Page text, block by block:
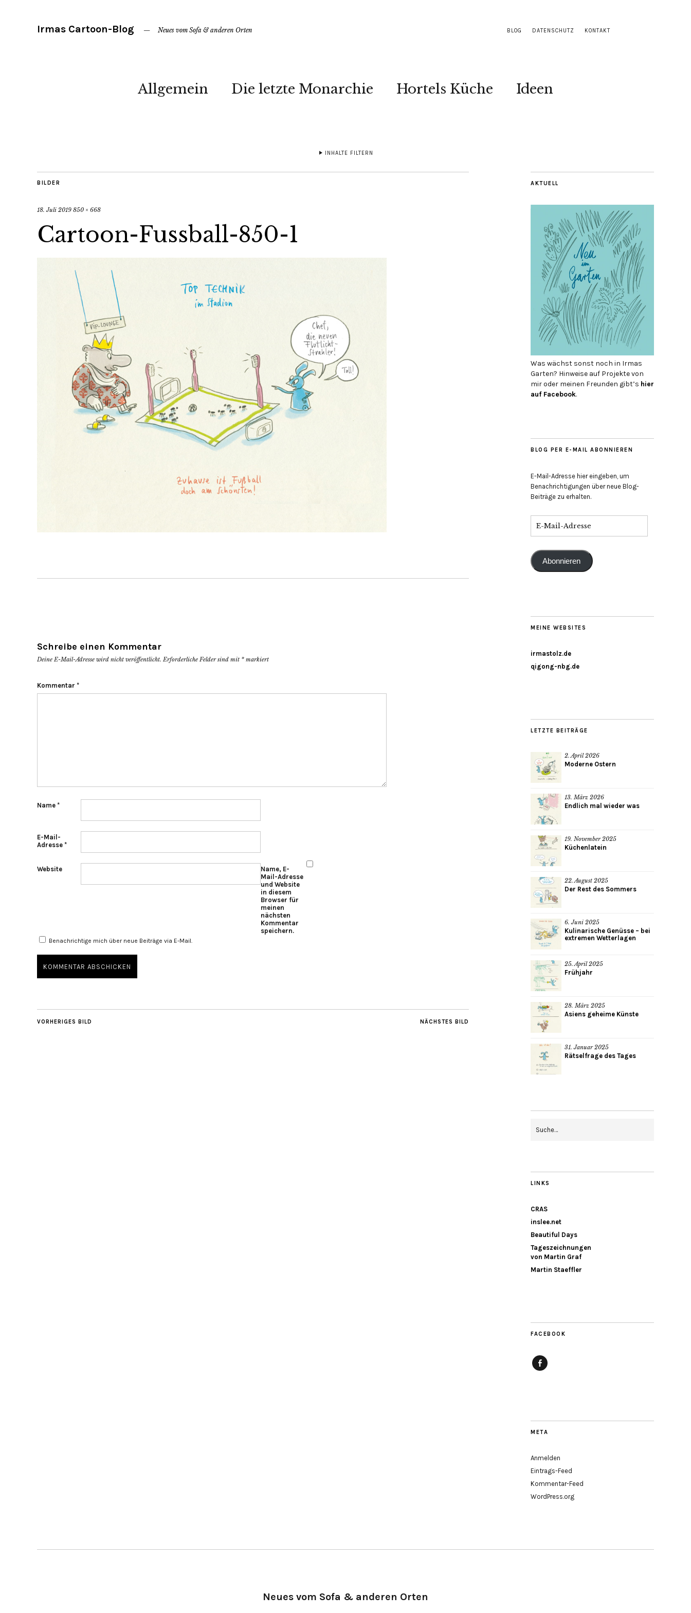
BLOG DATENSCHUTZ KONTAKT
Irmas Cartoon-Blog Neues vom Sofa & anderen Orten
Allgemein Die letzte Monarchie Hortels Küche Ideen
INHALTE FILTERN
BILDER
18. Juli 2019 850 × 668
Cartoon-Fussball-850-1
Schreibe einen Kommentar
Deine E-Mail-Adresse wird nicht veröffentlicht. Erforderliche Felder sind mit * markiert
Kommentar *
Name *
E-Mail-
Adresse *
Website
Name, E-
Mail-Adresse
und Website
in diesem
Browser für
meinen
nächsten
Kommentar
speichern.
Benachrichtige mich über neue Beiträge via E-Mail.
NÄCHSTES BILD
VORHERIGES BILD
AKTUELL
Was wächst sonst noch in Irmas
Garten? Hinweise auf Projekte von
mir oder meinen Freunden gibt’s hier
auf Face­book.
BLOG PER E-MAIL ABONNIEREN
E-Mail-Adresse hier eingeben, um
Benachrichtigungen über neue Blog-
Beiträge zu erhalten.
Abonnieren
MEINE WEBSITES
irmastolz.de
qigong-nbg.de
LETZTE BEITRÄGE
2. April 2026
Moderne Ostern
13. März 2026
Endlich mal wieder was
19. November 2025
Küchenlatein
22. August 2025
Der Rest des Sommers
6. Juni 2025
Kulinarische Genüsse – bei
extremen Wetterlagen
25. April 2025
Frühjahr
28. März 2025
Asiens geheime Künste
31. Januar 2025
Rätselfrage des Tages
LINKS
CRAS
inslee.net
Beautiful Days
Tageszeichnungen
von Martin Graf
Martin Staeffler
FACEBOOK
META
Anmelden
Eintrags-Feed
Kommentar-Feed
WordPress.org
Neues vom Sofa & anderen Orten